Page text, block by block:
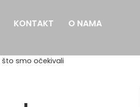
KONTAKT O NAMA
što smo očekivali